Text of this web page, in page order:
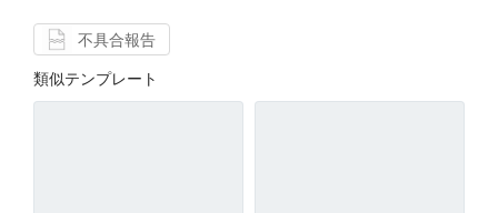
不具合報告
類似テンプレート